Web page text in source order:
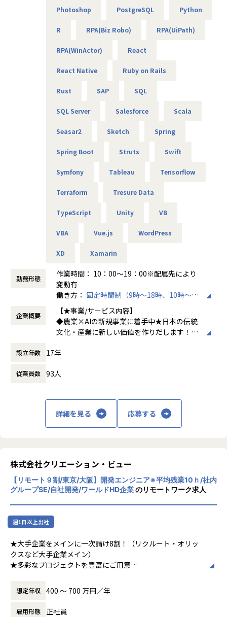
講師を社内へ呼ぶこともあり、経験が浅くてもエンジニアと
★「なりたい」を応援！⇒「スペシャリスト」か「ゼネラリ
【業務の変更の範囲】
Photoshop PostgreSQL Python
R RPA(Biz Robo) RPA(UiPath)
RPA(WinActor) React
React Native Ruby on Rails
Rust SAP SQL
SQL Server Salesforce Scala
Seasar2 Sketch Spring
Spring Boot Struts Swift
Symfony Tableau Tensorflow
Terraform Tresure Data
TypeScript Unity VB
VBA Vue.js WordPress
XD Xamarin
勤務形態
作業時間： 10：00～19：00※配属先により
変動有
働き方： 固定時間制（9時～18時、10時～19
時など）
時間外労働の有無： 有（月平均15時間）
休憩時間： 60分
企業概要
【★事業/サービス内容】
◆農業×AIの新規事業に着手中★日本の伝統
文化・産業に新しい価値を作りだします！
Webを融合させ、新しい価値を作り出したい
ました。設立当初は農作物の卸事業からスタ
ア開発事業、アプリ開発受託など事業領域を
広げてきました。一つの分野に特化すること
なく、複数の事業を展開しているからこそ、
【★社風/文化】
◆風通しの良い若い会社◎成長を支える新戦
力求む！
弊社の平均年齢は30歳。普段の業務の中でも
分からないことがあったら、先輩社員に気軽
ーム大会などのレクリエーションを開催した
り、その後にみんなで飲み会に行ったり…和
気あいあいとした雰囲気も魅力です！会社の
で、新しいエンジニアの力は必須。 長く活躍
集となりました。
設立年数 17年
従業員数 93人
詳細を見る 応募する
株式会社クリエーション・ビュー
【リモート９割/東京/大阪】開発エンジニア※平均残業10ｈ/社内
グループSE/自社開発/ワールドHD企業のリモートワーク求人
週1日以上出社
★大手企業をメインに一次請け8割！（リクルート・オリッ
クスなど大手企業メイン）
★多彩なプロジェクトを豊富にご用意
レックス制！リモート約９割など働きやすさ抜群
★賞与年2回支給！（昨年度支給実績4.3ヵ月）＋住宅手当＋
資格手当など福利厚生も充実
想定年収 400 〜 700 万円／年
雇用形態 正社員